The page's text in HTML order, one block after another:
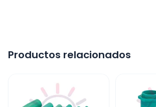
Productos relacionados